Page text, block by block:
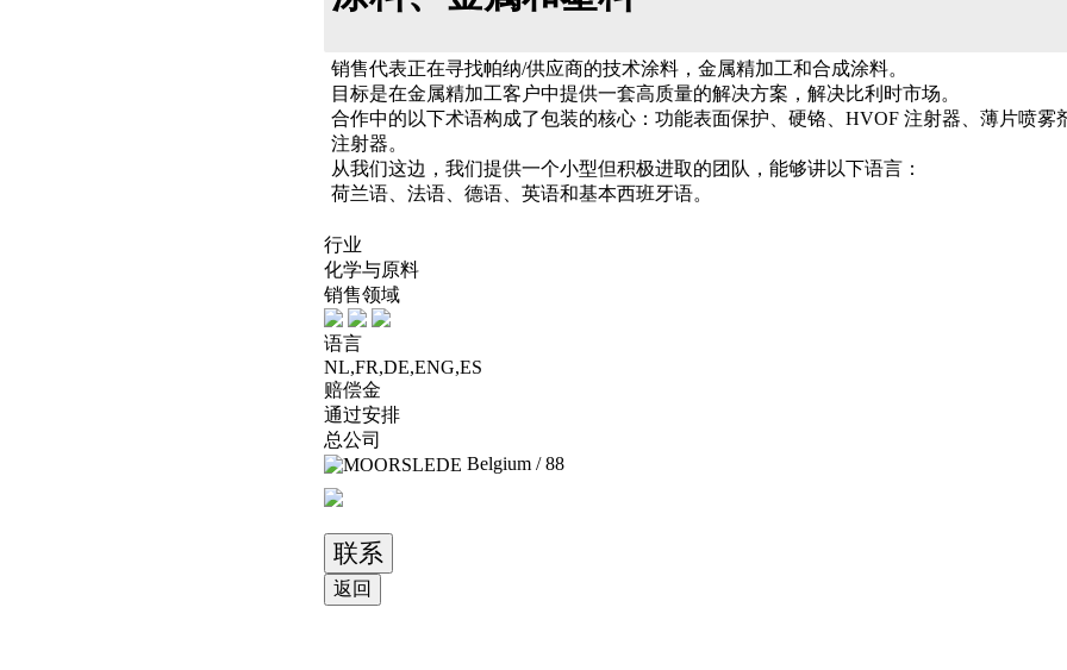
销售代表正在寻找帕纳/供应商的技术涂料，金属精加工和合成涂料。
目标是在金属精加工客户中提供一套高质量的解决方案，解决比利时市场。
合作中的以下术语构成了包装的核心：功能表面保护、硬铬、HVOF 注射器、薄片喷雾
注射器。
从我们这边，我们提供一个小型但积极进取的团队，能够讲以下语言：
荷兰语、法语、德语、英语和基本西班牙语。
行业
化学与原料
销售领域
语言
NL,FR,DE,ENG,ES
赔偿金
通过安排
总公司
Belgium / 88
联系
返回